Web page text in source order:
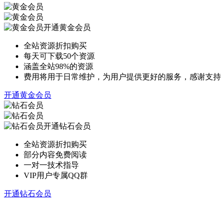
开通黄金会员
全站资源折扣购买
每天可下载50个资源
涵盖全站98%的资源
费用将用于日常维护，为用户提供更好的服务，感谢支持
开通黄金会员
开通钻石会员
全站资源折扣购买
部分内容免费阅读
一对一技术指导
VIP用户专属QQ群
开通钻石会员